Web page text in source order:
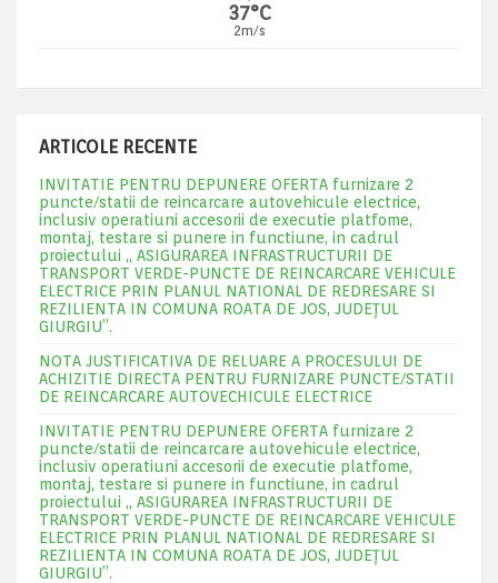
37°C
2m/s
ARTICOLE RECENTE
INVITATIE PENTRU DEPUNERE OFERTA furnizare 2
puncte/statii de reincarcare autovehicule electrice,
inclusiv operatiuni accesorii de executie platfome,
montaj, testare si punere in functiune, in cadrul
proiectului „ ASIGURAREA INFRASTRUCTURII DE
TRANSPORT VERDE-PUNCTE DE REINCARCARE VEHICULE
ELECTRICE PRIN PLANUL NATIONAL DE REDRESARE SI
REZILIENTA IN COMUNA ROATA DE JOS, JUDEŢUL
GIURGIU”.
NOTA JUSTIFICATIVA DE RELUARE A PROCESULUI DE
ACHIZITIE DIRECTA PENTRU FURNIZARE PUNCTE/STATII
DE REINCARCARE AUTOVECHICULE ELECTRICE
INVITATIE PENTRU DEPUNERE OFERTA furnizare 2
puncte/statii de reincarcare autovehicule electrice,
inclusiv operatiuni accesorii de executie platfome,
montaj, testare si punere in functiune, in cadrul
proiectului „ ASIGURAREA INFRASTRUCTURII DE
TRANSPORT VERDE-PUNCTE DE REINCARCARE VEHICULE
ELECTRICE PRIN PLANUL NATIONAL DE REDRESARE SI
REZILIENTA IN COMUNA ROATA DE JOS, JUDEŢUL
GIURGIU”.